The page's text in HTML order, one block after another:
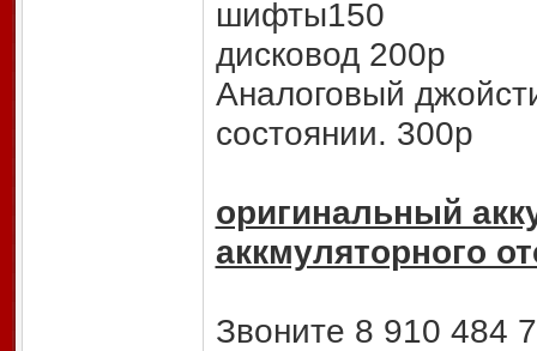
шифты150
дисковод 200р
Аналоговый
состоянии. 300р
оригинальный
аккмуляторного
Звоните 8 910 484